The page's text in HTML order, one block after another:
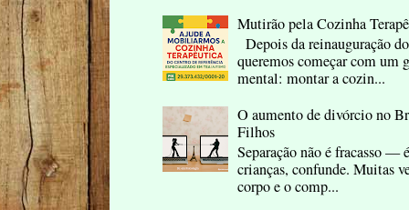
Mutirão pela Cozinha
Depois da reinauguração
queremos começar com um
mental: montar a cozin...
O aumento de divórcio no
Filhos
Separação não é fracasso —
crianças, confunde. Muitas
corpo e o comp...